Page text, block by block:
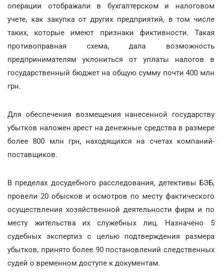
операции отображали в бухгалтерском и налоговом
учете, как закупка от других предприятий, в том числе
таких, которые имеют признаки фиктивности. Такая
противоправная схема, дала возможность
предпринимателям уклониться от уплаты налогов в
государственный бюджет на общую сумму почти 400 млн
грн.
Для обеспечения возмещения нанесенной государству
убытков наложен арест на денежные средства в размере
более 800 млн грн, находящихся на счетах компаний-
поставщиков.
В пределах досудебного расследования, детективы БЭБ,
провели 20 обысков и осмотров по месту фактического
осуществления хозяйственной деятельности фирм и по
месту жительства их служебных лиц. Назначено 5
судебных экспертиз с целью подтверждения размера
убытков, принято более 90 постановлений следственных
судей о временном доступе к документам.